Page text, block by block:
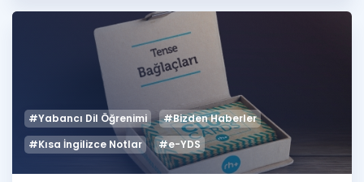
#Yabancı Dil Öğrenimi
#Bizden Haberler
#Kısa İngilizce Notlar
#e-YDS